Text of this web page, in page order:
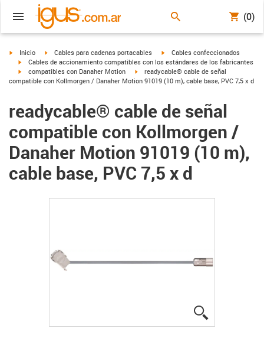
(0)
igus-icon-arrow-right
Inicio igus-icon-arrow-right
Cables para cadenas portacables igus-icon-arrow-right
Cables confeccionados
igus-icon-arrow-right
Cables de accionamiento compatibles con los estándares de los fabricantes
igus-icon-arrow-right
compatibles con Danaher Motion igus-icon-arrow-right
readycable® cable de señal
compatible con Kollmorgen / Danaher Motion 91019 (10 m), cable base, PVC 7,5 x d
readycable® cable de señal
compatible con Kollmorgen /
Danaher Motion 91019 (10 m),
cable base, PVC 7,5 x d